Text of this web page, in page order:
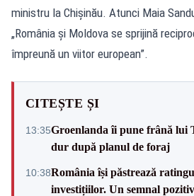
ministru la Chișinău. Atunci Maia
„România și Moldova se sprijină
împreună un viitor european”.
CITEȘTE ȘI
13:35Groenlanda îi pune frână lui
dur după planul de foraj
10:38România își păstrează
investițiilor. Un semnal